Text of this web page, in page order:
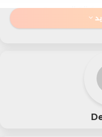
“مهادِرين” خلال
معتبرة أن
أكثر جاذبية